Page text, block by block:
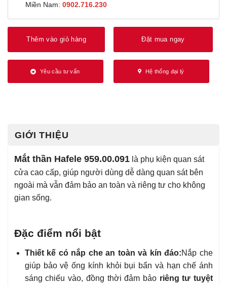
Miền Nam: 0902.716.230
Thêm vào giỏ hàng Đặt mua ngay
Yêu cầu tư vấn Hệ thống đại lý
GIỚI THIỆU
Mắt thần Hafele 959.00.091 là phụ kiện quan sát
cửa cao cấp, giúp người dùng dễ dàng quan sát bên
ngoài mà vẫn đảm bảo an toàn và riêng tư cho không
gian sống.
Đặc điểm nổi bật
Thiết kế có nắp che an toàn và kín đáo:Nắp che
giúp bảo vệ ống kính khỏi bụi bẩn và hạn chế ánh
sáng chiếu vào, đồng thời đảm bảo riêng tư tuyệt